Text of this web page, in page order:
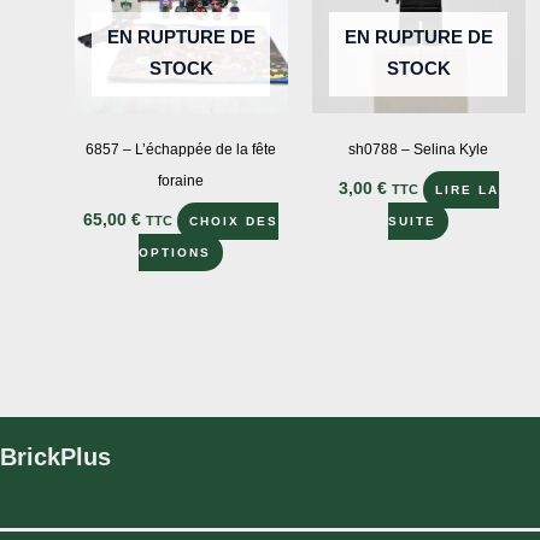
sur
produit
produit
EN RUPTURE DE
STOCK
6857 – L’échappée de la fête
foraine
65,00€ TTC CHOIX DES
OPTIONS
Ce
choisies
EN RUPTURE DE
STOCK
sh0788 – Selina Kyle
3,00 € TTC LIRE LA
SUITE
BrickPlus